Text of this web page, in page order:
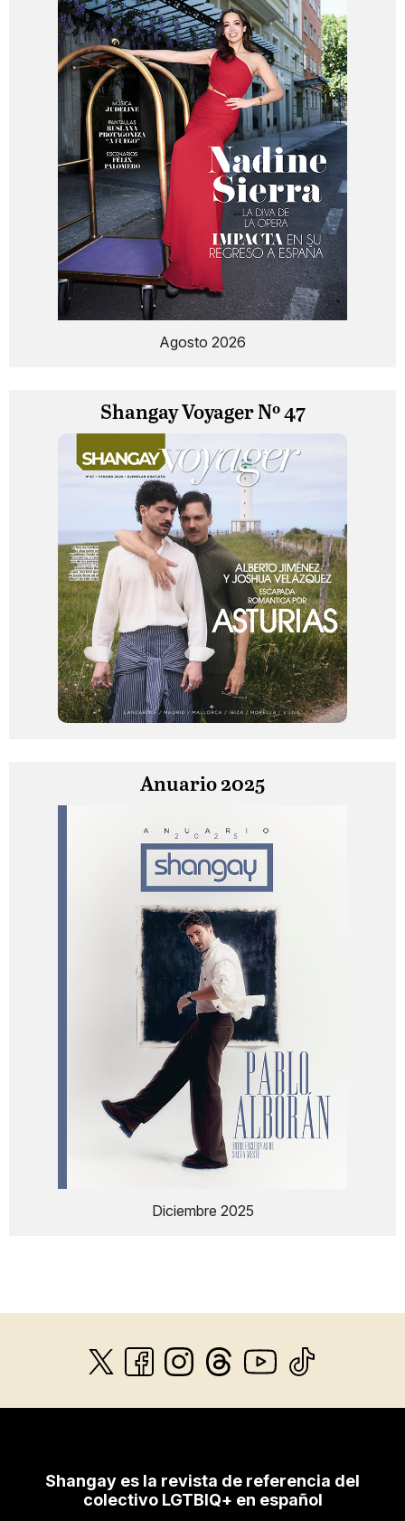
Agosto 2026
Shangay Voyager Nº 47
Anuario 2025
Diciembre 2025
Shangay es la revista de referencia del
colectivo LGTBIQ+ en español